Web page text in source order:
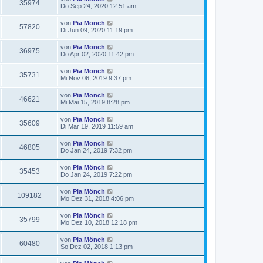
35974
Do Sep 24, 2020 12:51 am
57820 von Pia Mönch
Di Jun 09, 2020 11:19 pm
36975 von Pia Mönch
Do Apr 02, 2020 11:42 pm
35731 von Pia Mönch
Mi Nov 06, 2019 9:37 pm
46621 von Pia Mönch
Mi Mai 15, 2019 8:28 pm
35609 von Pia Mönch
Di Mär 19, 2019 11:59 am
46805 von Pia Mönch
Do Jan 24, 2019 7:32 pm
35453 von Pia Mönch
Do Jan 24, 2019 7:22 pm
109182 von Pia Mönch
Mo Dez 31, 2018 4:06 pm
35799 von Pia Mönch
Mo Dez 10, 2018 12:18 pm
60480 von Pia Mönch
So Dez 02, 2018 1:13 pm